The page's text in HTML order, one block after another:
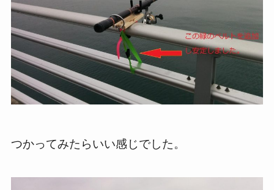
つかってみたらいい感じでした。